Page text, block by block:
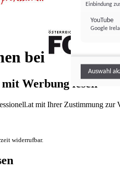
bei
FONDS
Werbung lesen
mit Ihrer Zustimmung zur
widerrufbar.
Einbindung
YouTube
Google
Auswahl